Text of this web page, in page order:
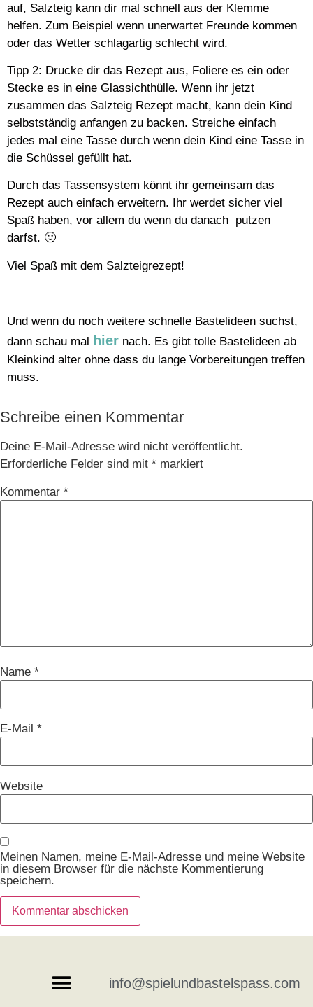
auf, Salzteig kann dir mal schnell aus der Klemme
helfen. Zum Beispiel wenn unerwartet Freunde kommen
oder das Wetter schlagartig schlecht wird.
Tipp 2: Drucke dir das Rezept aus, Foliere es ein oder
Stecke es in eine Glassichthülle. Wenn ihr jetzt
zusammen das Salzteig Rezept macht, kann dein Kind
selbstständig anfangen zu backen. Streiche einfach
jedes mal eine Tasse durch wenn dein Kind eine Tasse in
die Schüssel gefüllt hat.
Durch das Tassensystem könnt ihr gemeinsam das
Rezept auch einfach erweitern. Ihr werdet sicher viel
Spaß haben, vor allem du wenn du danach putzen
darfst. 🙂
Viel Spaß mit dem Salzteigrezept!
Und wenn du noch weitere schnelle Bastelideen suchst,
dann schau mal hier nach. Es gibt tolle Bastelideen ab
Kleinkind alter ohne dass du lange Vorbereitungen treffen
muss.
Schreibe einen Kommentar
Deine E-Mail-Adresse wird nicht veröffentlicht.
Erforderliche Felder sind mit * markiert
Kommentar *
Name *
E-Mail *
Website
Meinen Namen, meine E-Mail-Adresse und meine Website
in diesem Browser für die nächste Kommentierung
speichern.
info@spielundbastelspass.com